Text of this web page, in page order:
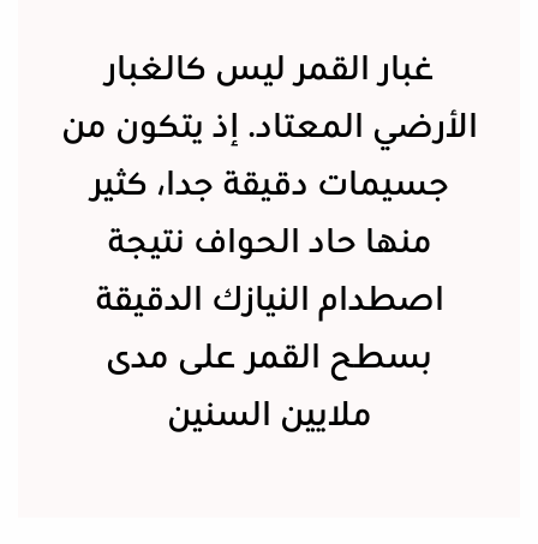
غبار القمر ليس كالغبار
الأرضي المعتاد. إذ يتكون من
جسيمات دقيقة جدا، كثير
منها حاد الحواف نتيجة
اصطدام النيازك الدقيقة
بسطح القمر على مدى
ملايين السنين